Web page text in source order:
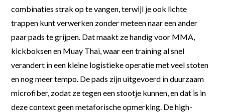
combinaties strak op te vangen, terwijl je ook lichte
trappen kunt verwerken zonder meteen naar een ander
paar pads te grijpen. Dat maakt ze handig voor MMA,
kickboksen en Muay Thai, waar een training al snel
verandert in een kleine logistieke operatie met veel stoten
en nog meer tempo. De pads zijn uitgevoerd in duurzaam
microfiber, zodat ze tegen een stootje kunnen, en dat is in
deze context geen metaforische opmerking. De high-